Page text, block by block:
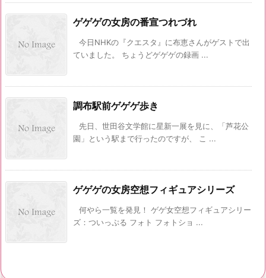
ゲゲゲの女房の番宣つれづれ
今日NHKの『クエスタ』に布恵さんがゲストで出
ていました。 ちょうどゲゲゲの録画 ...
調布駅前ゲゲゲ歩き
先日、世田谷文学館に星新一展を見に、「芦花公
園」という駅まで行ったのですが、 こ ...
ゲゲゲの女房空想フィギュアシリーズ
何やら一覧を発見！ ゲゲ女空想フィギュアシリー
ズ：ついっぷる フォト フォトショ ...